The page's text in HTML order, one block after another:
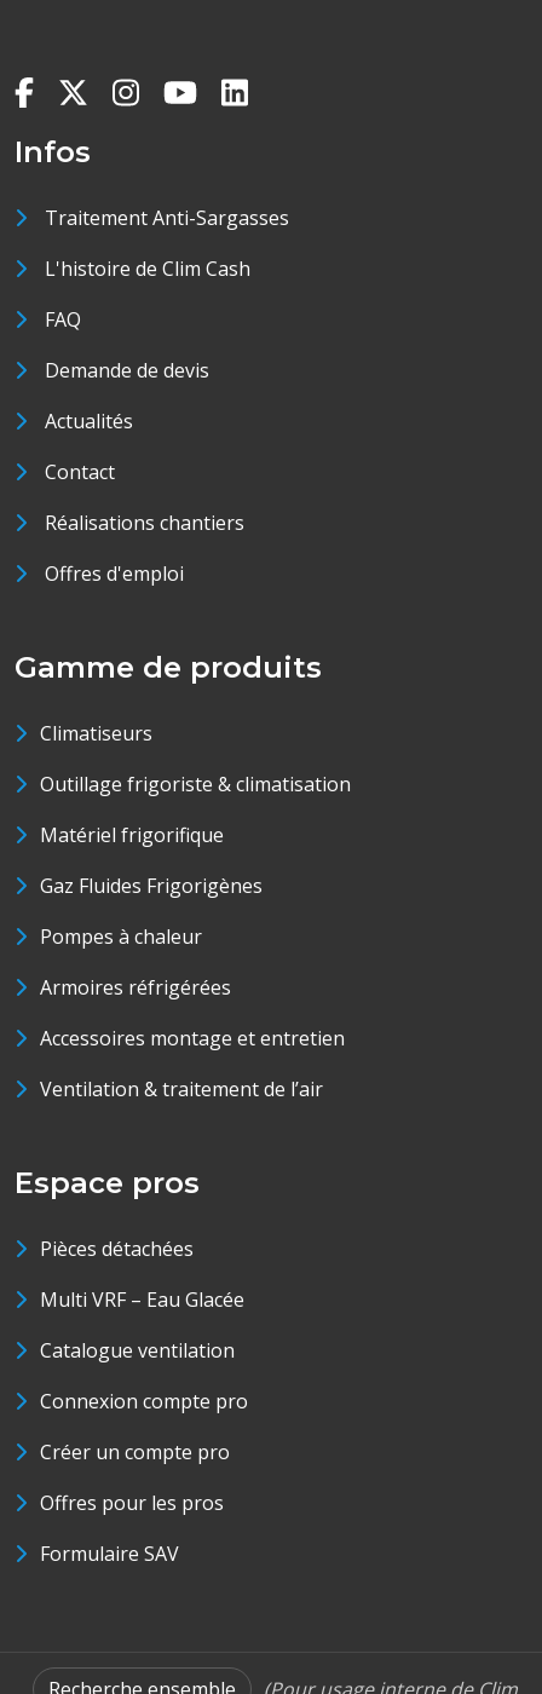
Infos
Traitement Anti-Sargasses
L'histoire de Clim Cash
FAQ
Demande de devis
Actualités
Contact
Réalisations chantiers
Offres d'emploi
Gamme de produits
Climatiseurs
Outillage frigoriste & climatisation
Matériel frigorifique
Gaz Fluides Frigorigènes
Pompes à chaleur
Armoires réfrigérées
Accessoires montage et entretien
Ventilation & traitement de l’air
Espace pros
Pièces détachées
Multi VRF – Eau Glacée
Catalogue ventilation
Connexion compte pro
Créer un compte pro
Offres pour les pros
Formulaire SAV